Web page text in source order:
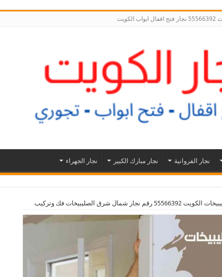
نجار الفروانية نجار مبارك الكبير نجار الجهراء
شمال شرق الصليبيخات فك وتركيب